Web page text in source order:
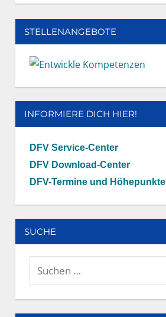
STELLENANGEBOTE
INFORMIERE DICH HIER!
DFV Service-Center
DFV Download-Center
DFV-Termine und Höhepunkte
SUCHE
Suchen